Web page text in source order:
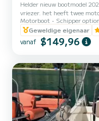
Helder nieuw bootmodel
vriezer. het heeft twee
alle veiligheidspallers. Voor
nodig. Wij leren u hoe u
maximaal 25 jaar oud zijn.
gaan en ook het eiland
Motorboot Schipper
Geweldige eigenaar
vanaf $149,96